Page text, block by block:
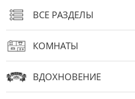
ВСЕ РАЗДЕЛЫ
КОМНАТЫ
ВДОХНОВЕНИЕ